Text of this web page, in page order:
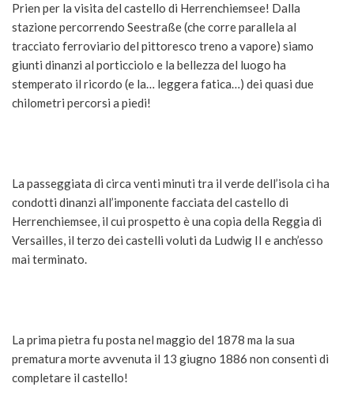
Prien per la visita del castello di Herrenchiemsee! Dalla
stazione percorrendo Seestraße (che corre parallela al
tracciato ferroviario del pittoresco treno a vapore) siamo
giunti dinanzi al porticciolo e la bellezza del luogo ha
stemperato il ricordo (e la… leggera fatica…) dei quasi due
chilometri percorsi a piedi!
La passeggiata di circa venti minuti tra il verde dell’isola ci ha
condotti dinanzi all’imponente facciata del castello di
Herrenchiemsee, il cui prospetto è una copia della Reggia di
Versailles, il terzo dei castelli voluti da Ludwig II e anch’esso
mai terminato.
La prima pietra fu posta nel maggio del 1878 ma la sua
prematura morte avvenuta il 13 giugno 1886 non consentì di
completare il castello!